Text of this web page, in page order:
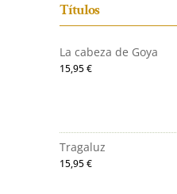
Títulos
La cabeza de Goya
15,95€
Tragaluz
15,95€